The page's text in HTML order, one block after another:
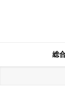
総